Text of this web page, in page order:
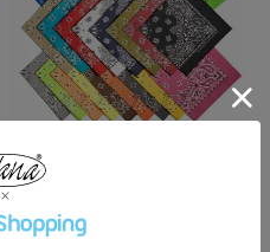
ハバハンク HAV-A-HANK バンダ
ナ アメリカ製 トラディショナル
PANY
770